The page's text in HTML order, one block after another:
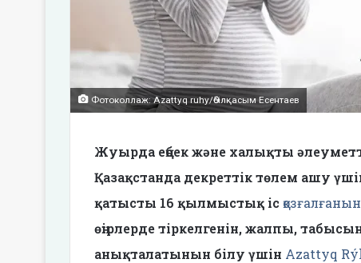
Фотоколлаж: Azattyq ruhy/Әбілқасым Есентаев
Жуырда еңбек және халықты
Қазақстанда декреттік төлем ашу
қатысты 16 қылмыстық іс қозғалғанын
өңірлерде тіркелгенін, жалпы,
анықталатынын білу үшін Azattyq